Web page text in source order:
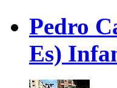
Pedro
Es)